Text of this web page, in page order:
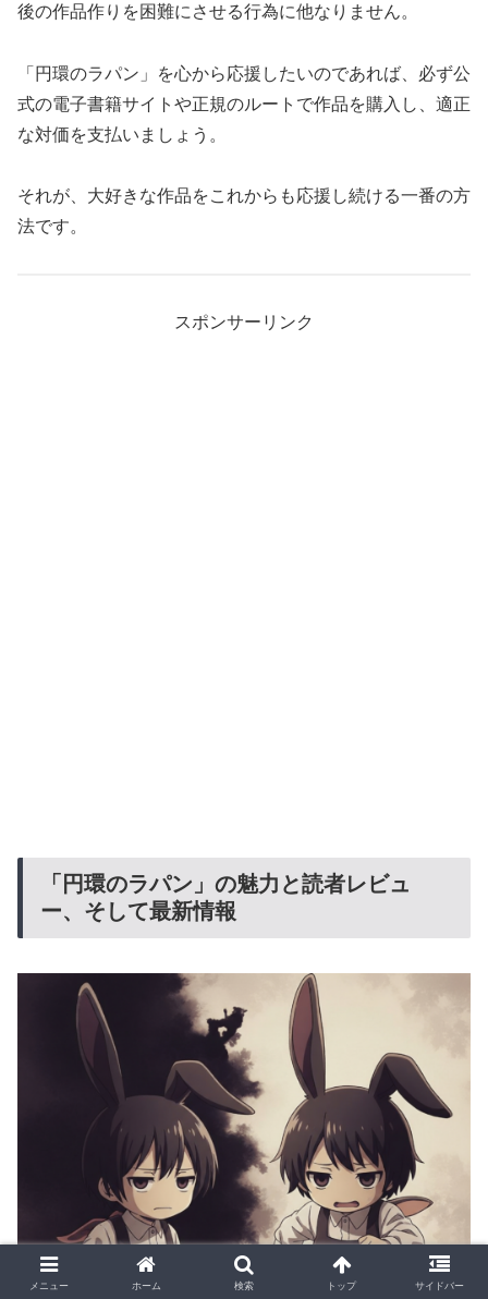
後の作品作りを困難にさせる行為に他なりません。
「円環のラパン」を心から応援したいのであれば、必ず公
式の電子書籍サイトや正規のルートで作品を購入し、適正
な対価を支払いましょう。
それが、大好きな作品をこれからも応援し続ける一番の方
法です。
スポンサーリンク
「円環のラパン」の魅力と読者レビュ
ー、そして最新情報
メニュー ホーム 検索 トップ サイドバー